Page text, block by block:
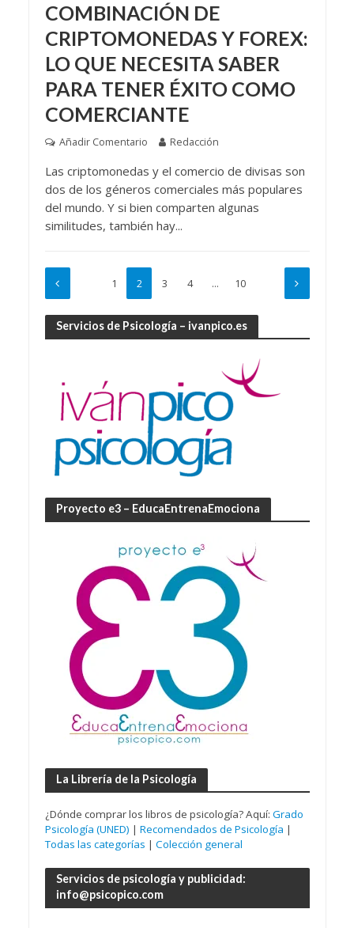
COMBINACIÓN DE
CRIPTOMONEDAS Y FOREX:
LO QUE NECESITA SABER
PARA TENER ÉXITO COMO
COMERCIANTE
Añadir Comentario Redacción
Las criptomonedas y el comercio de divisas son
dos de los géneros comerciales más populares
del mundo. Y si bien comparten algunas
similitudes, también hay...
1 2 3 4 … 10
Servicios de Psicología – ivanpico.es
Proyecto e3 – EducaEntrenaEmociona
La Librería de la Psicología
¿Dónde comprar los libros de psicología? Aquí: Grado
Psicología (UNED) | Recomendados de Psicología |
Todas las categorías | Colección general
Servicios de psicología y publicidad:
info@psicopico.com